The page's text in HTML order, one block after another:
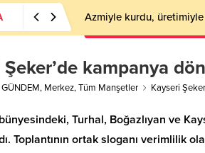
Azmiyle kurdu,
kampanya
GÜNDEM, Merkez,Tüm Manşetler Kayseri
Turhal, Boğazlıyan ve
Toplantının ortak sloganı verimlilik